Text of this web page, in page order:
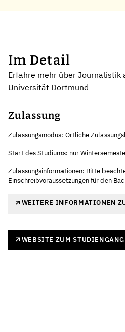
Im Detail
Erfahre mehr über Journalistik
Universität Dortmund
Zulassung
Zulassungsmodus: Örtliche
Start des Studiums: nur
Zulassungsinformationen: Bitte
Einschreibvoraussetzungen für den
WEITERE INFORMATIONEN
WEBSITE ZUM STUDIENGANG